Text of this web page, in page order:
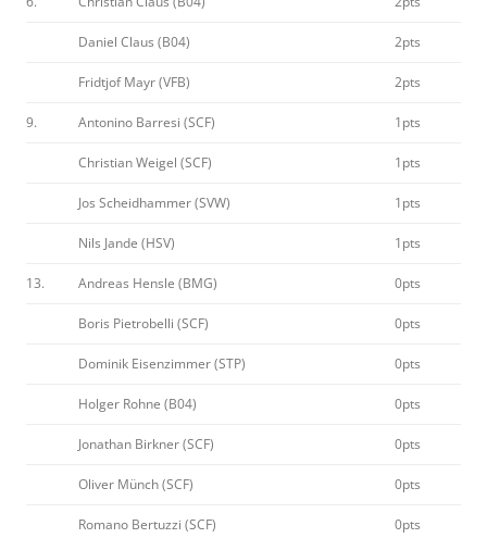
Daniel Claus (B04) 2pts
Fridtjof Mayr (VFB) 2pts
9. Antonino Barresi (SCF) 1pts
Christian Weigel (SCF) 1pts
Jos Scheidhammer (SVW) 1pts
Nils Jande (HSV) 1pts
13. Andreas Hensle (BMG) 0pts
Boris Pietrobelli (SCF) 0pts
Dominik Eisenzimmer (STP) 0pts
Holger Rohne (B04) 0pts
Jonathan Birkner (SCF) 0pts
Oliver Münch (SCF) 0pts
Romano Bertuzzi (SCF) 0pts